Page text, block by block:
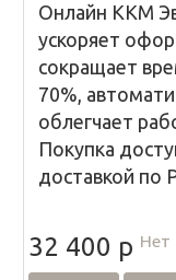
Онлайн ККМ
ускоряет
сокращает
70%,
облегчает
Покупка
доставкой по
32 400 p Нет